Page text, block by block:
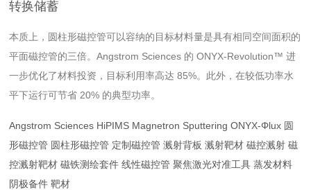
转换储蓄
本质上，圆柱形磁控管可以容纳的目标材料量是具有相同空间面积的
平面磁控管的三倍。Angstrom Sciences 的 ONYX-Revolution™ 进
一步优化了材料投资，目标利用率高达 85%。此外，在较低功率水
平下运行可节省 20% 的典型功率。
Angstrom Sciences HiPIMS Magnetron Sputtering ONYX-Φlux 圆
形磁控管 圆柱形磁控管 定制磁控管 溅射背板 溅射靶材 磁控溅射 磁
控溅射靶材 磁铁测绘套件 线性磁控管 聚焦激光对准工具 蒸发材料
阴极备件 靶材